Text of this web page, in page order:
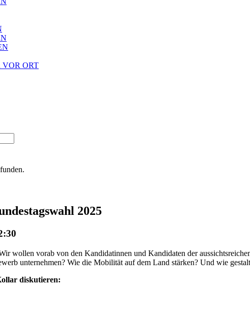
VOR ORT
2025
wollen vorab von den Kandidatinnen und Kandidaten der
unternehmen? Wie die Mobilität auf dem Land stärken? Und wie
diskutieren: